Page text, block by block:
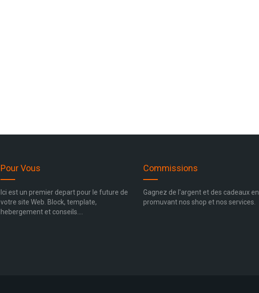
Pour Vous
Ici est un premier depart pour le future de
votre site Web. Block, template,
hebergement et conseils....
Commissions
Gagnez de l'argent et des cadeaux en
promuvant nos shop et nos services.